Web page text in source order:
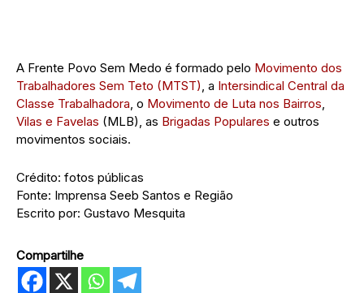
A Frente Povo Sem Medo é formado pelo Movimento dos
Trabalhadores Sem Teto (MTST), a Intersindical Central da
Classe Trabalhadora, o Movimento de Luta nos Bairros,
Vilas e Favelas (MLB), as Brigadas Populares e outros
movimentos sociais.
Crédito: fotos públicas
Fonte: Imprensa Seeb Santos e Região
Escrito por: Gustavo Mesquita
Compartilhe